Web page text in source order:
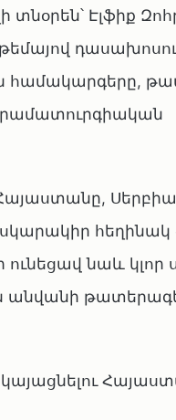
Էլֆիք
համակարգերը,
հեղինակ
ունեցավ նաև կլոր
անվանի